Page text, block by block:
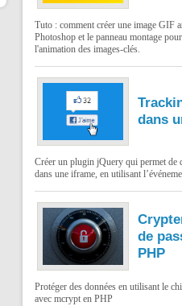
Tuto : comment créer une image GIF
Photoshop et le panneau montage
l'animation des images-clés.
dans
Créer un plugin jQuery qui permet de
dans une iframe, en utilisant
de
PHP
Protéger des données en utilisant le
avec mcrypt en PHP